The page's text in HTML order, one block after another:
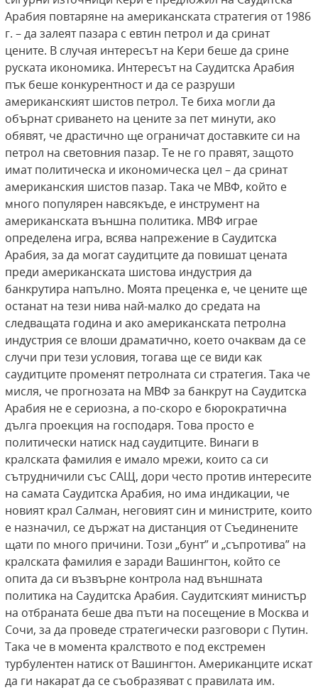
Арабия повтаряне на американската стратегия от 1986
г. – да залеят пазара с евтин петрол и да сринат
цените. В случая интересът на Кери беше да срине
руската икономика. Интересът на Саудитска Арабия
пък беше конкурентност и да се разруши
американският шистов петрол. Те биха могли да
обърнат сриването на цените за пет минути, ако
обявят, че драстично ще ограничат доставките си на
петрол на световния пазар. Те не го правят, защото
имат политическа и икономическа цел – да сринат
американския шистов пазар. Така че МВФ, който е
много популярен навсякъде, е инструмент на
американската външна политика. МВФ играе
определена игра, всява напрежение в Саудитска
Арабия, за да могат саудитците да повишат цената
преди американската шистова индустрия да
банкрутира напълно. Моята преценка е, че цените ще
останат на тези нива най-малко до средата на
следващата година и ако американската петролна
индустрия се влоши драматично, което очаквам да се
случи при тези условия, тогава ще се види как
саудитците променят петролната си стратегия. Така че
мисля, че прогнозата на МВФ за банкрут на Саудитска
Арабия не е сериозна, а по-скоро е бюрократична
дълга проекция на господаря. Това просто е
политически натиск над саудитците. Винаги в
кралската фамилия е имало мрежи, които са си
сътрудничили със САЩ, дори често против интересите
на самата Саудитска Арабия, но има индикации, че
новият крал Салман, неговият син и министрите, които
е назначил, се държат на дистанция от Съединените
щати по много причини. Този „бунт” и „съпротива” на
кралската фамилия е заради Вашингтон, който се
опита да си възвърне контрола над външната
политика на Саудитска Арабия. Саудитският министър
на отбраната беше два пъти на посещение в Москва и
Сочи, за да проведе стратегически разговори с Путин.
Така че в момента кралството е под екстремен
турбулентен натиск от Вашингтон. Американците искат
да ги накарат да се съобразяват с правилата им.